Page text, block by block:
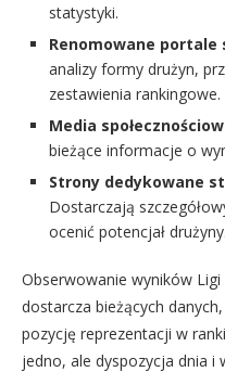
statystyki.
Renomowane portale
analizy formy drużyn,
zestawienia rankingowe.
Media
bieżące informacje o
Strony dedykowane
Dostarczają
ocenić potencjał drużyny.
Obserwowanie wyników
dostarcza bieżących
pozycję reprezentacji w
jedno, ale dyspozycja dnia i